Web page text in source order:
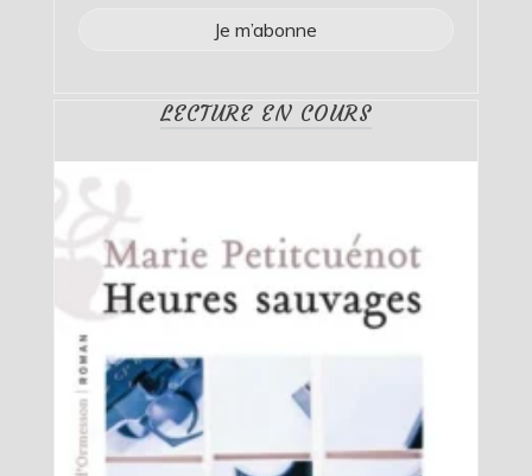
LECTURE EN COURS